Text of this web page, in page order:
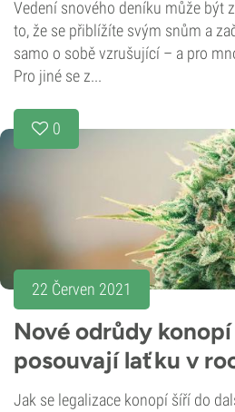
Vedení snového deníku může být
to, že se přiblížíte svým snům a
samo o sobě vzrušující – a pro
Pro jiné se z...
0
22 Červen 2021
Nové odrůdy konopí
posouvají laťku v
Jak se legalizace konopí šíří do